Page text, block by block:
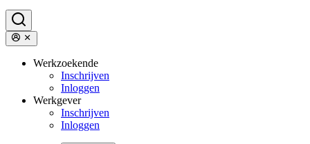
Werkzoekende
Inschrijven
Inloggen
Werkgever
Inschrijven
Inloggen